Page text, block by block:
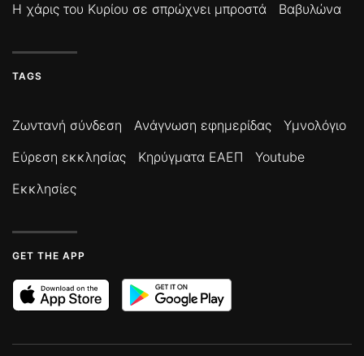
Η χάρις του Κυρίου σε σπρώχνει μπροστά
Βαβυλώνα
TAGS
Ζωντανή σύνδεση Ανάγνωση εφημερίδας
Υμνολόγιο
Εύρεση εκκλησίας
Κηρύγματα ΕΑΕΠ
Youtube
Εκκλησίες
GET THE APP